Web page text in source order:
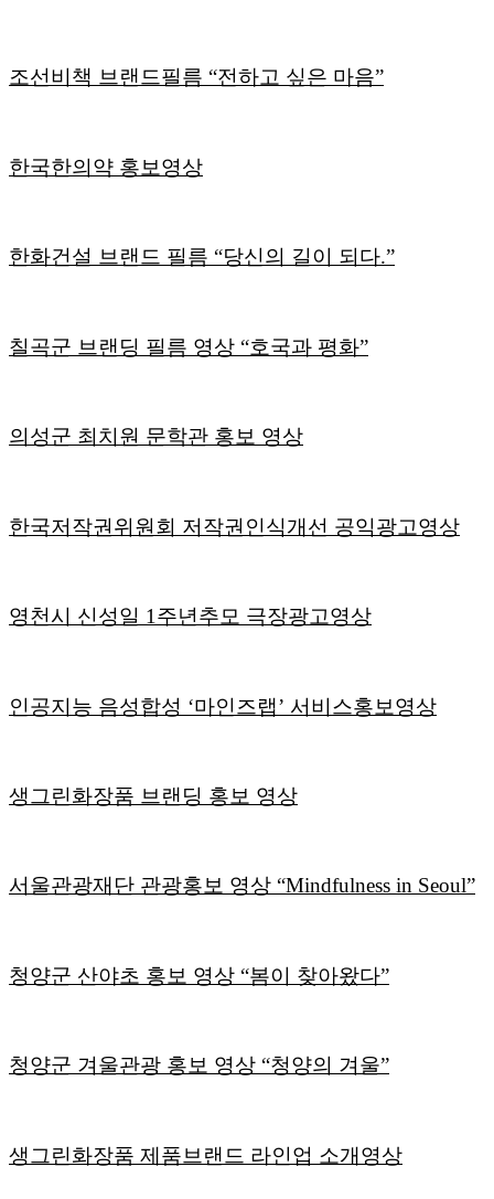
조선비책 브랜드필름 “전하고 싶은 마음”
한국한의약 홍보영상
한화건설 브랜드 필름 “당신의 길이 되다.”
칠곡군 브랜딩 필름 영상 “호국과 평화”
의성군 최치원 문학관 홍보 영상
한국저작권위원회 저작권인식개선 공익광고영상
영천시 신성일 1주년추모 극장광고영상
인공지능 음성합성 ‘마인즈랩’ 서비스홍보영상
생그린화장품 브랜딩 홍보 영상
서울관광재단 관광홍보 영상 “Mindfulness in Seoul”
청양군 산야초 홍보 영상 “봄이 찾아왔다”
청양군 겨울관광 홍보 영상 “청양의 겨울”
생그린화장품 제품브랜드 라인업 소개영상